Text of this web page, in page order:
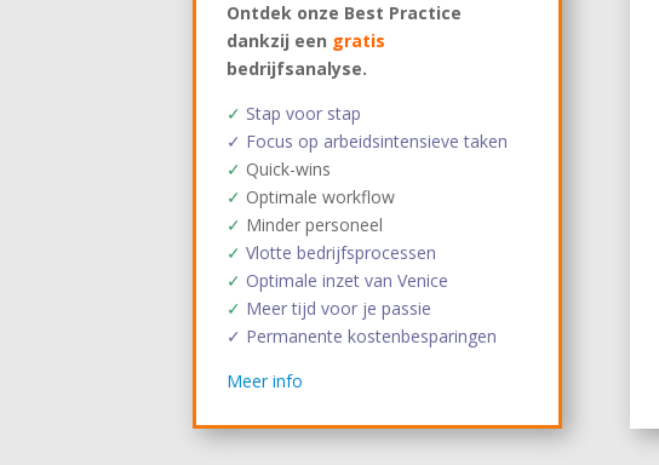
Ontdek onze Best Practice
dankzij een gratis
bedrijfsanalyse.
✓ Stap voor stap
✓ Focus op arbeidsintensieve taken
✓ Quick-wins
✓ Optimale workflow
✓ Minder personeel
✓Vlotte bedrijfsprocessen
✓ Optimale inzet van Venice
✓ Meer tijd voor je passie
✓ Permanente kostenbesparingen
Meer info